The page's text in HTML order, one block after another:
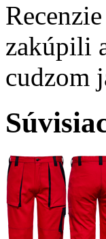
zakúpili
cudzom